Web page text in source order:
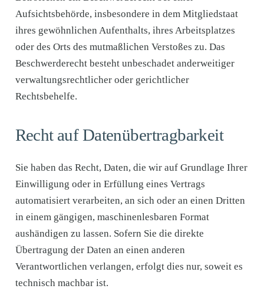
Aufsichtsbehörde, insbesondere in dem Mitgliedstaat
ihres gewöhnlichen Aufenthalts, ihres Arbeitsplatzes
oder des Orts des mutmaßlichen Verstoßes zu. Das
Beschwerderecht besteht unbeschadet anderweitiger
verwaltungsrechtlicher oder gerichtlicher
Rechtsbehelfe.
Recht auf Daten­übertrag­barkeit
Sie haben das Recht, Daten, die wir auf Grundlage Ihrer
Einwilligung oder in Erfüllung eines Vertrags
automatisiert verarbeiten, an sich oder an einen Dritten
in einem gängigen, maschinenlesbaren Format
aushändigen zu lassen. Sofern Sie die direkte
Übertragung der Daten an einen anderen
Verantwortlichen verlangen, erfolgt dies nur, soweit es
technisch machbar ist.